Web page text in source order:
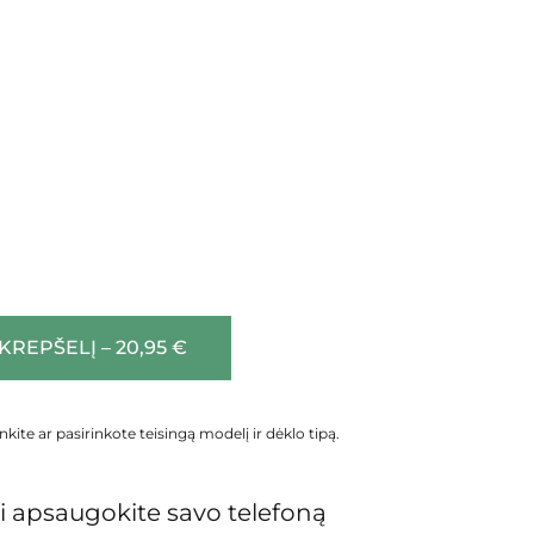
– 20,95 €
ar pasirinkote teisingą modelį ir dėklo tipą.
apsaugokite savo telefoną